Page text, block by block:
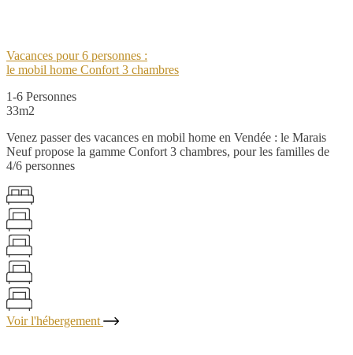
Vacances pour 6 personnes :
le mobil home Confort 3 chambres
1-6 Personnes
33m2
Venez passer des vacances en mobil home en Vendée : le Marais
Neuf propose la gamme Confort 3 chambres, pour les familles de
4/6 personnes
Voir l'hébergement